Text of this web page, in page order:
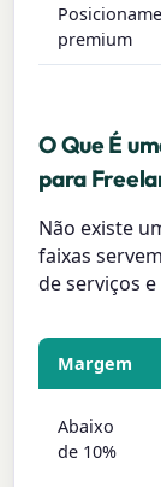
premium
O Que É
para
Não existe
faixas
de serviços
Margem
Abaixo
de 10%